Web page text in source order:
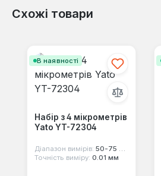
Схожі товари
В наявності
Набір з 4 мікрометрів
Yato YT-72304
Діапазон вимірів: 50-75 мм, 25-50 мм, 75-100 мм, 0-25 мм
Точність виміру: 0.01 мм